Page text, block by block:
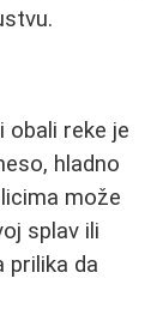
obali reke je
hladno
može
splav ili
prilika da